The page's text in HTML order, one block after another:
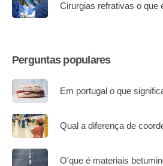
Cirurgias refrativas o que
Perguntas populares
Em portugal o que
Qual a diferença de
O'que é materiais